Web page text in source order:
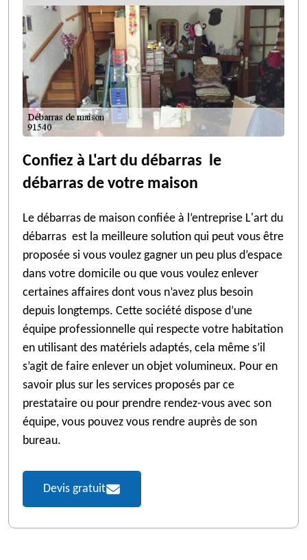
Confiez à L'art du débarras le
débarras de votre maison
Le débarras de maison confiée à l’entreprise L'art du
débarras est la meilleure solution qui peut vous être
proposée si vous voulez gagner un peu plus d’espace
dans votre domicile ou que vous voulez enlever
certaines affaires dont vous n’avez plus besoin
depuis longtemps. Cette société dispose d’une
équipe professionnelle qui respecte votre habitation
en utilisant des matériels adaptés, cela même s’il
s’agit de faire enlever un objet volumineux. Pour en
savoir plus sur les services proposés par ce
prestataire ou pour prendre rendez-vous avec son
équipe, vous pouvez vous rendre auprès de son
bureau.
Devis gratuit